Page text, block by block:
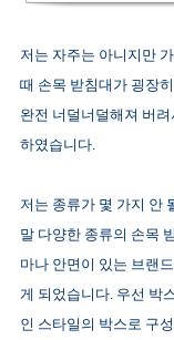
저는 자주는 아니지만
때 손목 받침대가 굉장
완전 너덜너덜해져 버
하였습니다.
저는 종류가 몇 가지 안
말 다양한 종류의 손목
마나 안면이 있는 브랜
게 되었습니다. 우선 박
인 스타일의 박스로 구